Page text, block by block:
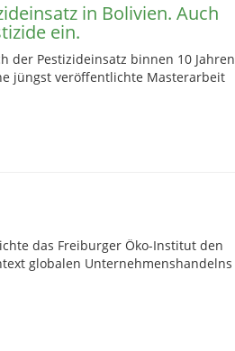
in Bolivien. Auch
ein.
der Pestizideinsatz binnen 10 Jahren
jüngst veröffentlichte Masterarbeit
das Freiburger Öko-Institut den
globalen Unternehmenshandelns